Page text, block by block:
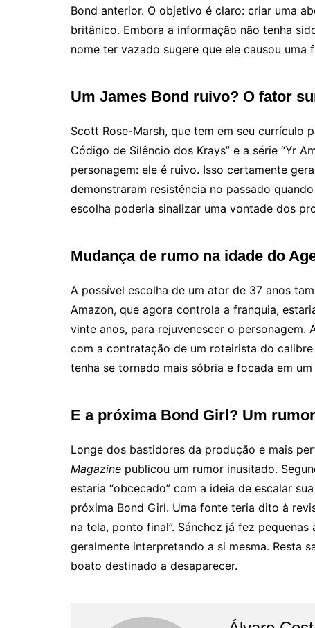
Bond anterior. O objetivo é claro: criar uma
britânico. Embora a informação não tenha
nome ter vazado sugere que ele causou uma
Um James Bond ruivo? O fator
Scott Rose-Marsh, que tem em seu currículo
Código de Silêncio dos Krays” e a série “Yr
personagem: ele é ruivo. Isso certamente
demonstraram resistência no passado
escolha poderia sinalizar uma vontade dos
Mudança de rumo na idade do
A possível escolha de um ator de 37 anos
Amazon, que agora controla a franquia,
vinte anos, para rejuvenescer o
com a contratação de um roteirista do
tenha se tornado mais sóbria e focada em
E a próxima Bond Girl? Um
Longe dos bastidores da produção e mais
Magazine publicou um rumor inusitado.
estaria “obcecado” com a ideia de escalar
próxima Bond Girl. Uma fonte teria dito à
na tela, ponto final”. Sánchez já fez pequenas
geralmente interpretando a si mesma. Resta
boato destinado a desaparecer.